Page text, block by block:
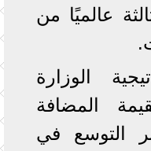
عالميًا من
الوزارة
المضافة
التوسع في